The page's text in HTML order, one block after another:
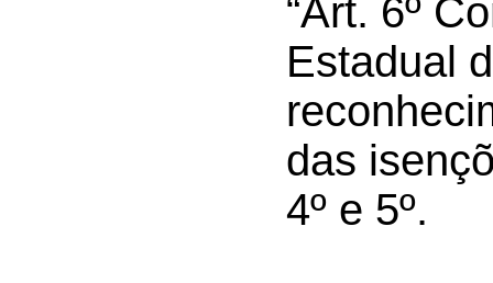
“Art. 6º
Estadual
das
4º e 5º.